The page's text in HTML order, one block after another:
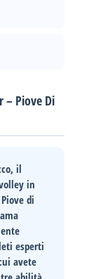
– Piove Di
, il
in
di
esperti
avete